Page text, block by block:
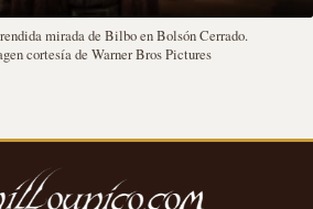
mirada de Bilbo en Bolsón Cerrado.
cortesía de Warner Bros Pictures